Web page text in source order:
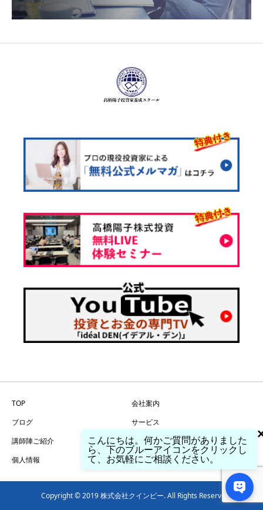
TOP
会社案内
ブログ
サービス
講師陣ご紹介
問い合わせ
個人情報
特商法
Copyright © 2019 株式会社クインビー. All Rights Reserved.
こんにちは。何かご質問がありました
ら、下のブルーアイコンをクリックし
て、お気軽にご相談ください。